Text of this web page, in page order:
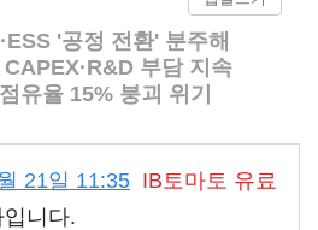
'공정 전환' 분주해
부담 지속
유율 15% 붕괴 위기
21일 11:35 IB토마토 유료
니다.